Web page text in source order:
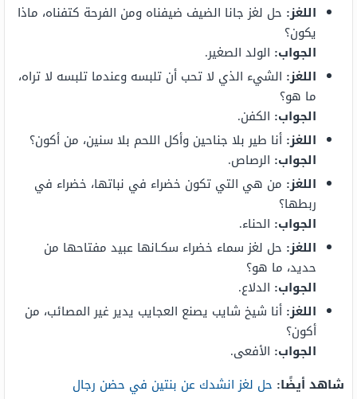
اللغز: حل لغز جانا الضيف ضيفناه ومن الفرحة كتفناه، ماذا
يكون؟
الجواب: الولد الصغير.
اللغز: الشيء الذي لا تحب أن تلبسه وعندما تلبسه لا تراه،
ما هو؟
الجواب: الكفن.
اللغز: أنا طير بلا جناحين وأكل اللحم بلا سنين، من أكون؟
الجواب: الرصاص.
اللغز: من هي التي تكون خضراء في نباتها، خضراء في
ربطها؟
الجواب: الحناء.
اللغز: حل لغز سماء خضراء سكـانها عبيد مفتاحها من
حديد، ما هو؟
الجواب: الدلاع.
اللغز: أنا شيخ شايب يصنع العجايب يدير غير المصائب، من
أكون؟
الجواب: الأفعى.
شاهد أيضًا: حل لغز انشدك عن بنتين في حضن رجال